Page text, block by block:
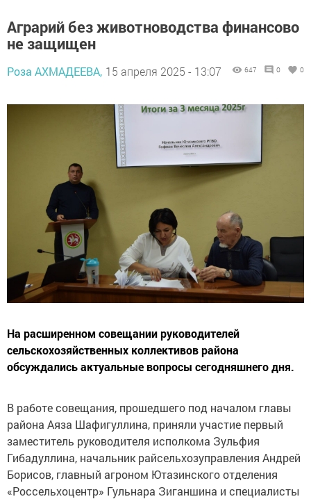
Аграрий без животноводства финансово
не защищен
Роза АХМАДЕЕВА, 15 апреля 2025 - 13:07 647 0 0
На расширенном совещании руководителей
сельскохозяйственных коллективов района
обсуждались актуальные вопросы сегодняшнего дня.
В работе совещания, прошедшего под началом главы
района Аяза Шафигуллина, приняли участие первый
заместитель руководителя исполкома Зульфия
Гибадуллина, начальник райсельхозуправления Андрей
Борисов, главный агроном Ютазинского отделения
«Россельхоцентр» Гульнара Зиганшина и специалисты